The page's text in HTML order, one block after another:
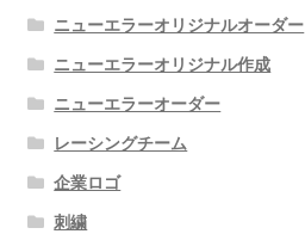
ニューエラーオリジナルオーダー
ニューエラーオリジナル作成
ニューエラーオーダー
レーシングチーム
企業ロゴ
刺繍